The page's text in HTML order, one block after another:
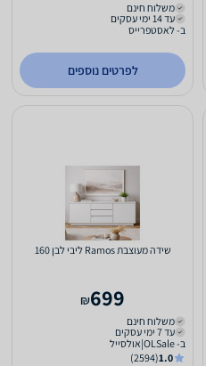
משלוח חינם
עד 14 ימי עסקים
ב- לאסטפרייס
לפרטים נוספים
שידה מעוצבת Ramos ליבי לבן 160
699
₪
משלוח חינם
עד 7 ימי עסקים
ב- OLSale|אולסייל
1.0
(2594)